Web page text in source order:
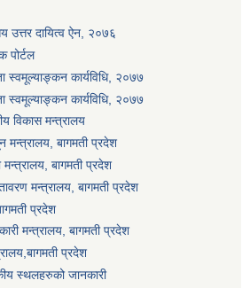
उत्तर दायित्व ऐन, २०७६
पोर्टल
स्वमूल्याङ्कन कार्यविधि, २०७७
स्वमूल्याङ्कन कार्यविधि, २०७७
विकास मन्त्रालय
मन्त्रालय, बागमती प्रदेश
मन्त्रालय, बागमती प्रदेश
मन्त्रालय, बागमती प्रदेश
प्रदेश
मन्त्रालय, बागमती प्रदेश
प्रदेश
स्थलहरुको जानकारी